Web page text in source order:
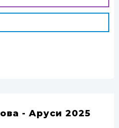
- Аруси 2025